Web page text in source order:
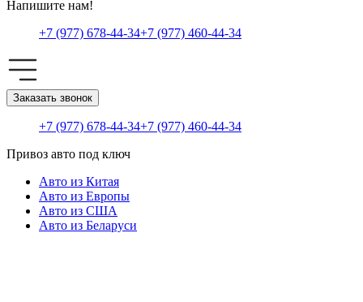
Напишите нам!
+7 (977) 678-44-34+7 (977) 460-44-34
Заказать звонок
+7 (977) 678-44-34+7 (977) 460-44-34
Привоз авто под ключ
Авто из Китая
Авто из Европы
Авто из США
Авто из Беларуси